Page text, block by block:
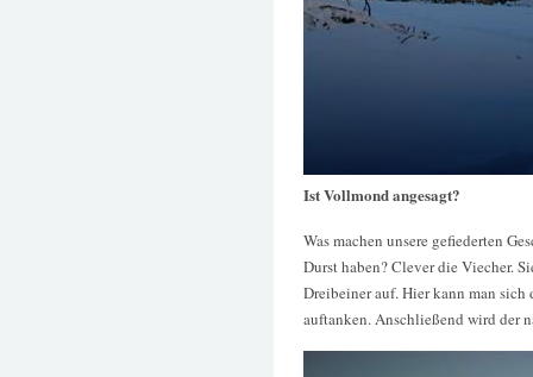
Ist Vollmond angesagt?
Was machen unsere gefiederten
Durst haben? Clever die Viecher.
Dreibeiner auf. Hier kann man
auftanken. Anschließend wird der